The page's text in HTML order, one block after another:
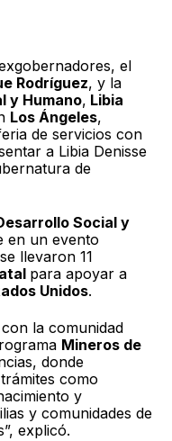
el
Rodríguez, y la
y Humano, Libia
Los Ángeles,
de servicios con
a Libia Denisse
de
Social y
en un evento
llevaron 11
para apoyar a
Unidos.
la comunidad
Mineros de
donde
como
y
y comunidades de
explicó.